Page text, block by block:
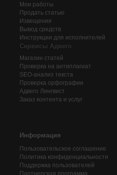
Мои работы
Продать статью
Извещения
Вывод средств
Инструкции для исполнителей
Сервисы Адвего
Магазин статей
Проверка на антиплагиат
SEO-анализ текста
Проверка орфографии
Адвего Лингвист
Заказ контента и услуг
Информация
Пользовательское соглашение
Политика конфиденциальности
Поддержка пользователей
Партнерская программа